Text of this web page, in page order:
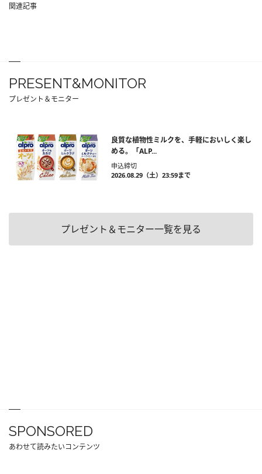
関連記事
PRESENT&MONITOR
プレゼント＆モニター
良質な植物性ミルクを、手軽においしく楽し
める。「ALP...
申込締切
2026.08.29（土）23:59まで
プレゼント＆モニター一覧を見る
SPONSORED
あわせて読みたいコンテンツ